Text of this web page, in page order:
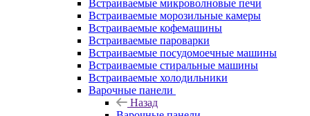
Встраиваемые микроволновые печи
Встраиваемые морозильные камеры
Встраиваемые кофемашины
Встраиваемые пароварки
Встраиваемые посудомоечные машины
Встраиваемые стиральные машины
Встраиваемые холодильники
Варочные панели
Назад